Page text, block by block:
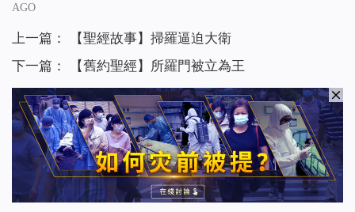
AGO
上一篇：
【聖經故事】掃羅逼迫大衛
下一篇：
【舊約聖經】所羅門被立為王